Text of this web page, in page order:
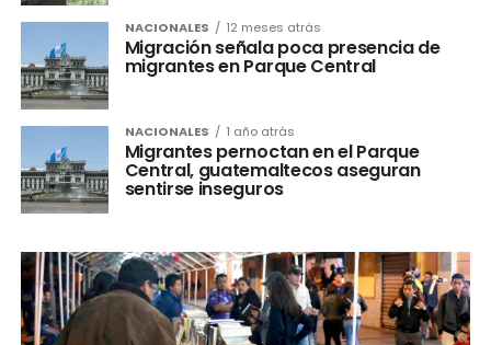
NACIONALES 12 meses atrás
Migración señala poca presencia de
migrantes en Parque Central
NACIONALES 1 año atrás
Migrantes pernoctan en el Parque
Central, guatemaltecos aseguran
sentirse inseguros